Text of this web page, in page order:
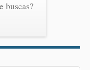
buscas?